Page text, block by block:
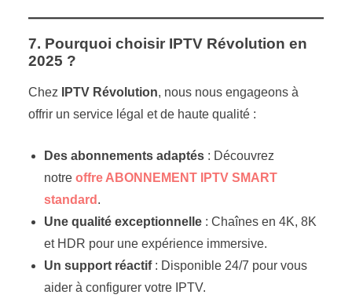
7. Pourquoi choisir IPTV Révolution en
2025 ?
Chez IPTV Révolution, nous nous engageons à
offrir un service légal et de haute qualité :
Des abonnements adaptés: Découvrez
notre offre ABONNEMENT IPTV SMART
standard .
Une qualité exceptionnelle: Chaînes en 4K, 8K
et HDR pour une expérience immersive.
Un support réactif: Disponible 24/7 pour vous
aider à configurer votre IPTV.